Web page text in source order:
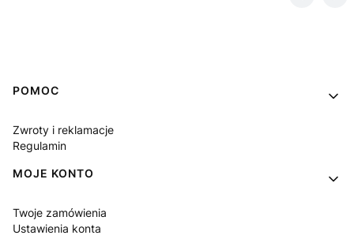
Linki w stopce
POMOC
Zwroty i reklamacje
Regulamin
MOJE KONTO
Twoje zamówienia
Ustawienia konta